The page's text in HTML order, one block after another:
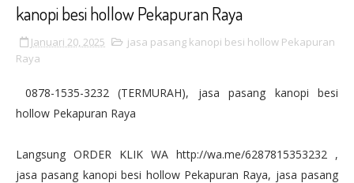
kanopi besi hollow Pekapuran Raya
Januari 20, 2025
jasa pasang kanopi besi hollow Pekapuran
Raya
0878-1535-3232 (TERMURAH), jasa pasang kanopi besi
hollow Pekapuran Raya
Langsung ORDER KLIK WA http://wa.me/6287815353232 ,
jasa pasang kanopi besi hollow Pekapuran Raya, jasa pasang